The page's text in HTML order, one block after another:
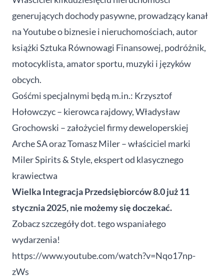
generujących dochody pasywne, prowadzący kanał
na Youtube o biznesie i nieruchomościach, autor
książki Sztuka Równowagi Finansowej, podróżnik,
motocyklista, amator sportu, muzyki i języków
obcych.
Gośćmi specjalnymi będą m.in.: Krzysztof
Hołowczyc – kierowca rajdowy, Władysław
Grochowski – założyciel firmy deweloperskiej
Arche SA oraz Tomasz Miler – właściciel marki
Miler Spirits & Style, ekspert od klasycznego
krawiectwa
Wielka Integracja Przedsiębiorców 8.0 już 11
stycznia 2025, nie możemy się doczekać.
Zobacz szczegóły dot. tego wspaniałego
wydarzenia!
https://www.youtube.com/watch?v=Nqo17np-
zWs